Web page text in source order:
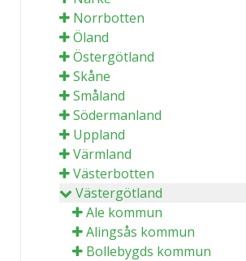
Norrbotten
Öland
Östergötland
Skåne
Småland
Södermanland
Uppland
Värmland
Västerbotten
Västergötland
Ale kommun
Alingsås kommun
Bollebygds kommun